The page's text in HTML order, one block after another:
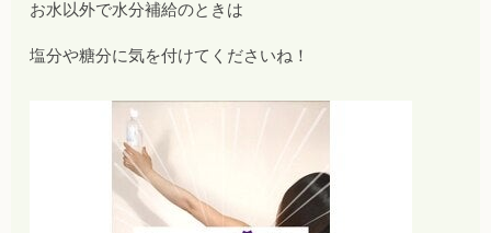
お水以外で水分補給のときは
塩分や糖分に気を付けてくださいね！